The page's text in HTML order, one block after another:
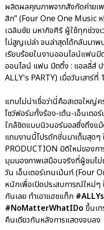
ผลิตผลคุณภาพจากสังกัดค่ายเ
สิก” (Four One One Music
เฉลิมชัย มหากิจศิริ ผู้ใช้ทุกช่วง
ไม่สูญเปล่า จนล่าสุดได้กลับม
เรียบร้อยในงานออนไลน์แฟนมี
ออนไลน์ แฟน มีตติ้ง : แอลลี่ส์
ALLY's PARTY) เมื่อวันเสาร์
แทบไม่น่าเชื่อว่านี่คือสเตจใหญ่
โชว์ฟอร์มทั้งร้อง-เต้น-เอ็นเตอ
ใกล้ชิดแบบนิวนอร์มอลซึ่งถึงแม้
แถมงานนี้โปรดักชั่นมาเต็มสุด
PRODUCTION มิติใหม่ของ
มุมมองภาพเสมือนจริงที่ผู้ชมไ
วัน เอ็นเตอร์เทนเม้นท์ (Four
หนักเพื่อเปิดประสบการณ์ใหม่ๆ
กันเลย ทำเอาแฮชแท็ก
#NoMatterWhatIDo ขึ้นเ
คืนเดียวกันหลังการแสดงจบลง